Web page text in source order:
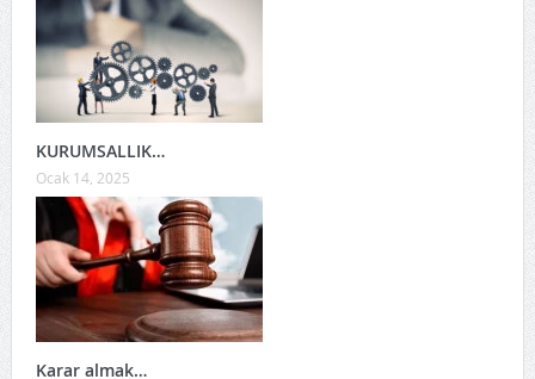
KURUMSALLIK…
Ocak 14, 2025
Karar almak…